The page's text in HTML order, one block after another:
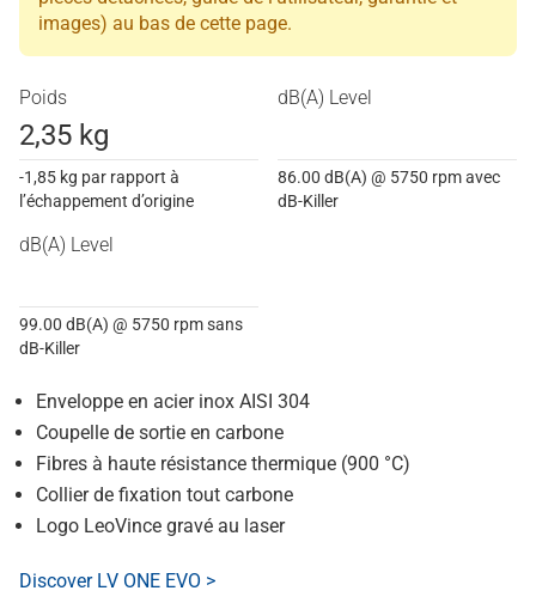
images) au bas de cette page.
Poids
2,35 kg
-1,85 kg par rapport à
l’échappement d’origine
dB(A) Level
86.00 dB(A) @ 5750 rpm avec
dB-Killer
dB(A) Level
99.00 dB(A) @ 5750 rpm sans
dB-Killer
Enveloppe en acier inox AISI 304
Coupelle de sortie en carbone
Fibres à haute résistance thermique (900 °C)
Collier de fixation tout carbone
Logo LeoVince gravé au laser
Discover LV ONE EVO >